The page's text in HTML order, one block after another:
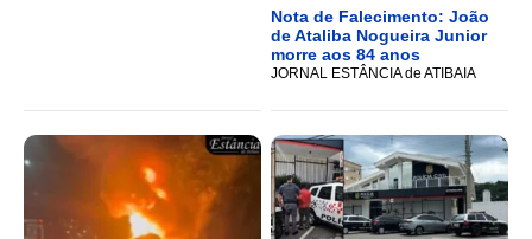
Nota de Falecimento: João
de Ataliba Nogueira Junior
morre aos 84 anos
JORNAL ESTÂNCIA de ATIBAIA